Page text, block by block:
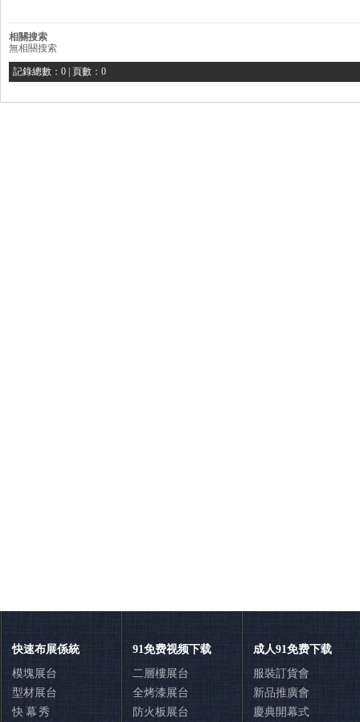
相關搜索
無相關搜索
記錄總數：0 | 頁數：0
快速布展係統
模塊展台
型材展台
快 幕 秀
91免费视频下载
二層樓展台
全烤漆展台
防火板展台
成人91免费下载
服裝訂貨會
新品推廣會
慶典開幕式